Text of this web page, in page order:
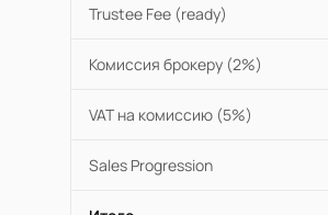
Trustee Fee (ready)
Комиссия брокеру (2%)
VAT на комиссию (5%)
Sales Progression